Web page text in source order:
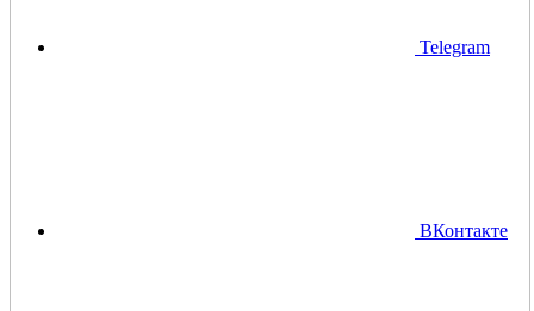
Telegram
ВКонтакте